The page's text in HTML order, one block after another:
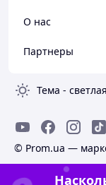
О нас
Партнеры
Тема - светлая
© Prom.ua —